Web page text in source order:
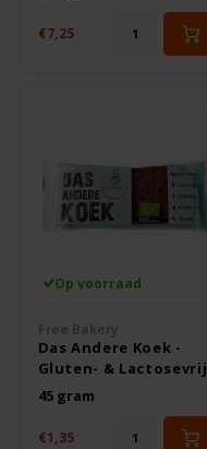
Turtle
Yakso
€7,25
Op voorraad
Das Andere Koek -
Gluten- & Lactosevrij
45 gram
€1,35